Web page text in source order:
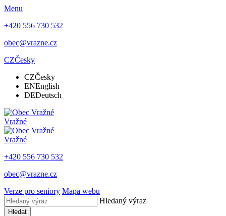
Menu
+420 556 730 532
obec@vrazne.cz
CZČesky
CZČesky
ENEnglish
DEDeutsch
Vražné
Vražné
+420 556 730 532
obec@vrazne.cz
Verze pro seniory Mapa webu
Hledaný výraz
Hledat